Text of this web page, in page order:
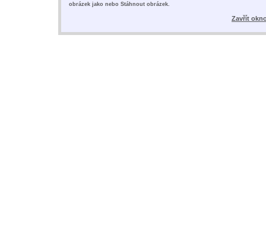
obrázek jako nebo Stáhnout obrázek.
Zavřít